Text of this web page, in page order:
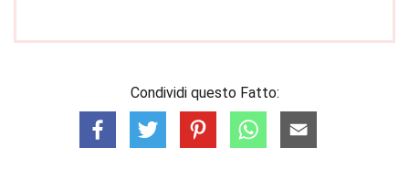
Condividi questo Fatto: